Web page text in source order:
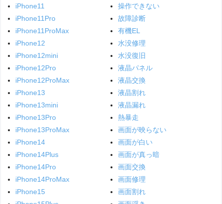
iPhone11
iPhone11Pro
iPhone11ProMax
iPhone12
iPhone12mini
iPhone12Pro
iPhone12ProMax
iPhone13
iPhone13mini
iPhone13Pro
iPhone13ProMax
iPhone14
iPhone14Plus
iPhone14Pro
iPhone14ProMax
iPhone15
操作できない
故障診断
有機EL
水没修理
水没復旧
液晶パネル
液晶交換
液晶割れ
液晶漏れ
熱暴走
画面が映らない
画面が白い
画面が真っ暗
画面交換
画面修理
画面割れ